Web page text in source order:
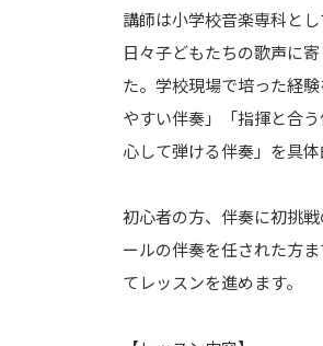
講師は小学校音楽専科とし
日々子どもたちの歌声に
た。学校現場で培った経
やすい伴奏」「指揮と合
心して弾ける伴奏」を具体
初心者の方、伴奏に初挑
ールの伴奏を任された方
てレッスンを進めます。